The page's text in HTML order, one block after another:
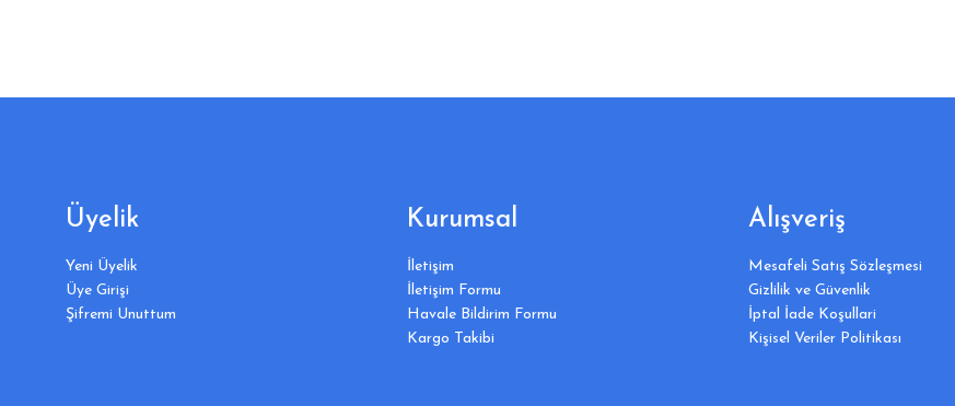
Üyelik
Yeni Üyelik
Üye Girişi
Şifremi Unuttum
Kurumsal
İletişim
İletişim Formu
Havale Bildirim Formu
Kargo Takibi
Alışveriş
Mesafeli Satış Sözleşmesi
Gizlilik ve Güvenlik
İptal İade Koşullari
Kişisel Veriler Politikası